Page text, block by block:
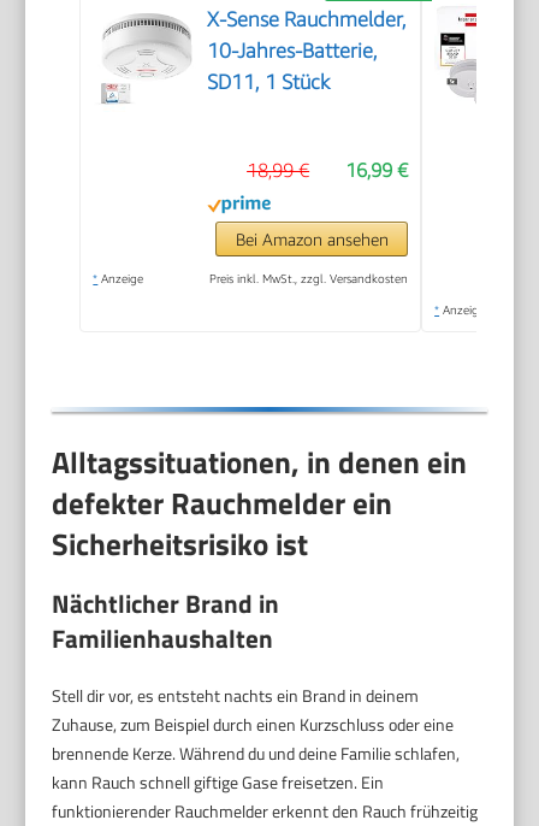
X-Sense Rauchmelder,
10-Jahres-Batterie,
SD11, 1 Stück
16,99 €
18,99 €
Bei Amazon ansehen
* Anzeige Preis inkl. MwSt., zzgl. Versandkosten
* Anzeige
Alltagssituationen, in denen ein
defekter Rauchmelder ein
Sicherheitsrisiko ist
Nächtlicher Brand in
Familienhaushalten
Stell dir vor, es entsteht nachts ein Brand in deinem
Zuhause, zum Beispiel durch einen Kurzschluss oder eine
brennende Kerze. Während du und deine Familie schlafen,
kann Rauch schnell giftige Gase freisetzen. Ein
funktionierender Rauchmelder erkennt den Rauch frühzeitig